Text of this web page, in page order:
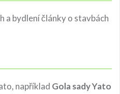
a bydleníčlánky o stavbách
například Gola sady Yato